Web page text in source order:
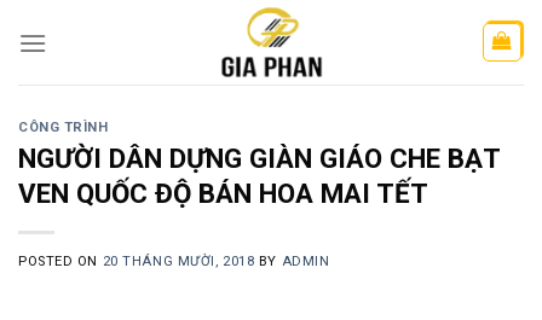
CÔNG TRÌNH
NGƯỜI DÂN DỰNG GIÀN GIÁO CHE BẠT
VEN QUỐC ĐỘ BÁN HOA MAI TẾT
POSTED ON 20 THÁNG MƯỜI, 2018 BY ADMIN